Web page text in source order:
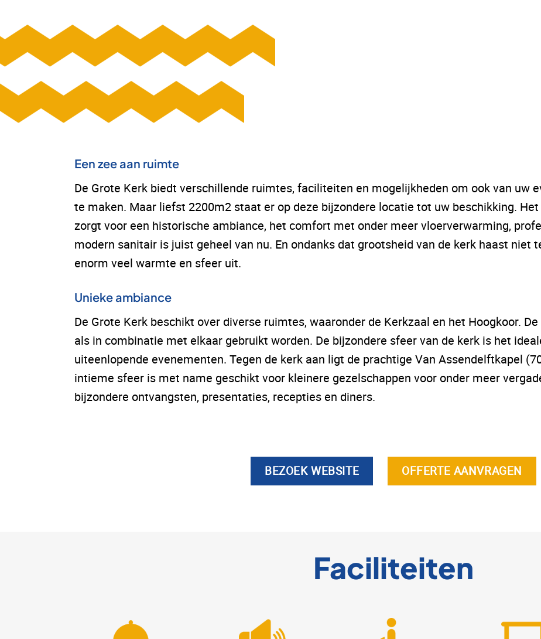
Een zee aan ruimte
De Grote Kerk biedt verschillende ruimtes, faciliteiten en mogelijkheden om ook van uw
te maken. Maar liefst 2200m2 staat er op deze bijzondere locatie tot uw beschikking.
zorgt voor een historische ambiance, het comfort met onder meer vloerverwarming,
modern sanitair is juist geheel van nu. En ondanks dat grootsheid van de kerk haast niet
enorm veel warmte en sfeer uit.
Unieke ambiance
De Grote Kerk beschikt over diverse ruimtes, waaronder de Kerkzaal en het Hoogkoor.
als in combinatie met elkaar gebruikt worden. De bijzondere sfeer van de kerk is het
uiteenlopende evenementen. Tegen de kerk aan ligt de prachtige Van Assendelftkapel
intieme sfeer is met name geschikt voor kleinere gezelschappen voor onder meer
bijzondere ontvangsten, presentaties, recepties en diners.
BEZOEK WEBSITE OFFERTE AANVRAGEN
Faciliteiten